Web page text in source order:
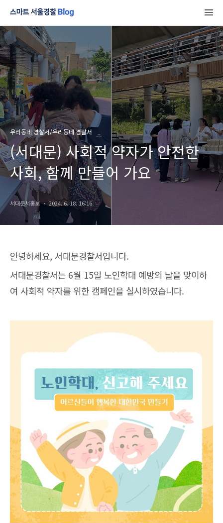
우리동네 경찰서/우리동네 경찰서
(서대문) 사회적 약자가 안전한
사회, 함께 만들어 가요
서대문서홍보 2024. 6. 18. 16:16
안녕하세요, 서대문경찰서입니다.
서대문경찰서는 6월 15일 노인학대 예방의 날을 맞이하
여 사회적 약자를 위한 캠페인을 실시하였습니다.